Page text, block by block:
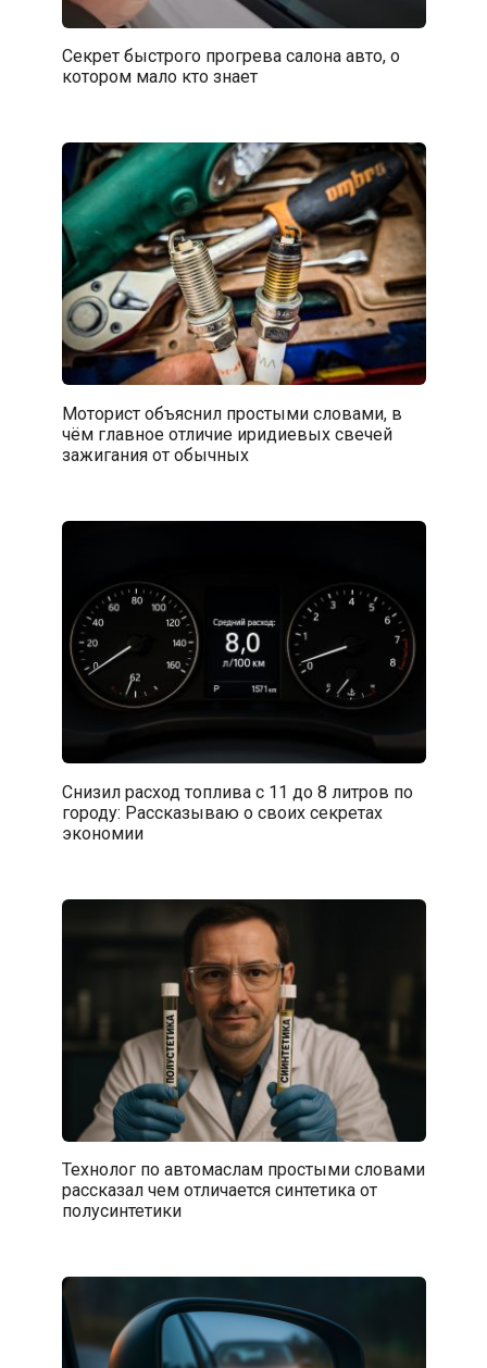
Секрет быстрого прогрева салона авто, о
котором мало кто знает
Моторист объяснил простыми словами, в
чём главное отличие иридиевых свечей
зажигания от обычных
Снизил расход топлива с 11 до 8 литров по
городу: Рассказываю о своих секретах
экономии
Технолог по автомаслам простыми словами
рассказал чем отличается синтетика от
полусинтетики